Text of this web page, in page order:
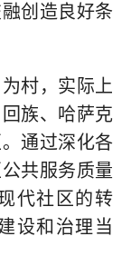
创造良好条
村，实际上
族、哈萨克
通过深化各
共服务质量
代社区的转
设和治理当